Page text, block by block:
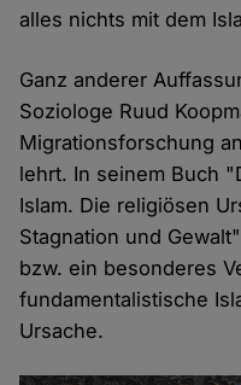
alles nichts mit dem
Ganz anderer
Soziologe Ruud
Migrationsforschung
lehrt. In seinem Buch
Islam. Die religiösen
Stagnation und
bzw. ein besonderes
fundamentalistische
Ursache.